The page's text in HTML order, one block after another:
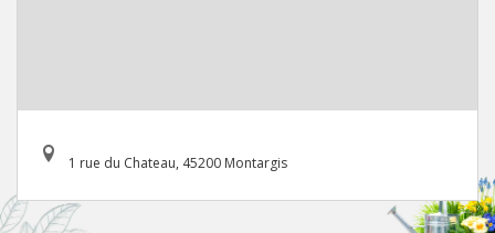
1 rue du Chateau, 45200 Montargis